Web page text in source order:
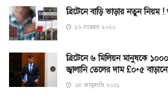
ব্রিটেনে বাড়ি ভাড়ার নতুন নিয়ম
১৬ নভেম্বর ২০২০
ব্রিটেনে ৬ মিলিয়ন মানুষকে
জ্বালানি তেলের দাম £০•৫
২৫ জানুয়ারি ২০২১